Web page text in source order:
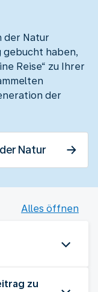
der Natur
gebucht haben,
Reise“ zu Ihrer
der
Natur
Alles öffnen
zu